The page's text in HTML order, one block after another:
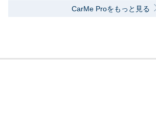
CarMe Proをもっと見る